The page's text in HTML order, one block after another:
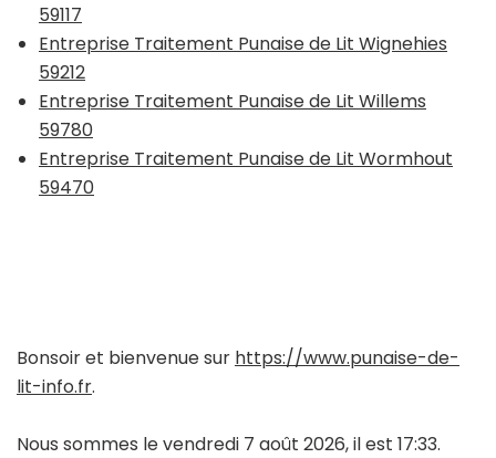
59117
Entreprise Traitement Punaise de Lit Wignehies
59212
Entreprise Traitement Punaise de Lit Willems
59780
Entreprise Traitement Punaise de Lit Wormhout
59470
Bonsoir et bienvenue sur https://www.punaise-de-
lit-info.fr.
Nous sommes le vendredi 7 août 2026, il est 17:33.